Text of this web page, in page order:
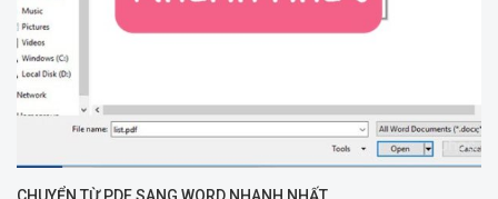
CHUYỂN TỪ PDF SANG WORD NHANH NHẤT